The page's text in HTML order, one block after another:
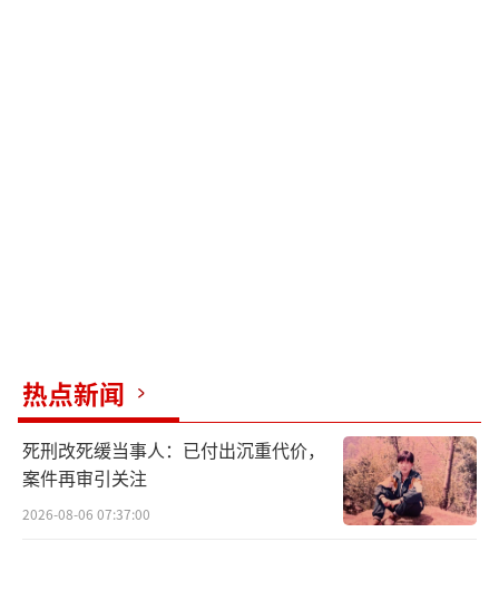
热点新闻
死刑改死缓当事人：已付出沉重代价，
案件再审引关注
2026-08-06 07:37:00